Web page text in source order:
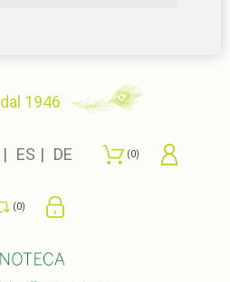
dal 1946
ES DE 0
0